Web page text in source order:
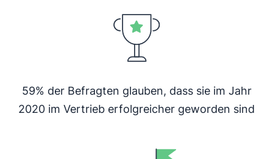
59% der Befragten glauben, dass sie im Jahr
2020 im Vertrieb erfolgreicher geworden sind